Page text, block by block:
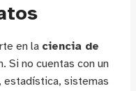
en la ciencia de
Si no cuentas con un
estadística, sistemas